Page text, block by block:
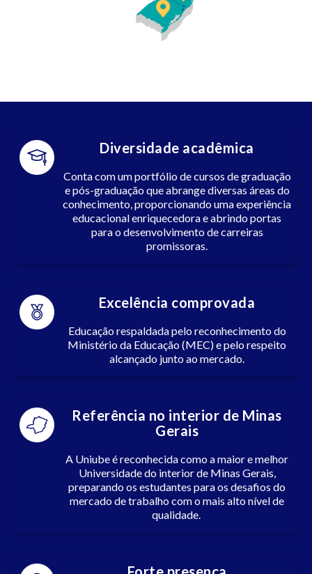
Diversidade acadêmica
Conta com um portfólio de cursos de graduação
e pós-graduação que abrange diversas áreas do
conhecimento, proporcionando uma experiência
educacional enriquecedora e abrindo portas
para o desenvolvimento de carreiras
promissoras.
Excelência comprovada
Educação respaldada pelo reconhecimento do
Ministério da Educação (MEC) e pelo respeito
alcançado junto ao mercado.
Referência no interior de Minas
Gerais
A Uniube é reconhecida como a maior e melhor
Universidade do interior de Minas Gerais,
preparando os estudantes para os desafios do
mercado de trabalho com o mais alto nível de
qualidade.